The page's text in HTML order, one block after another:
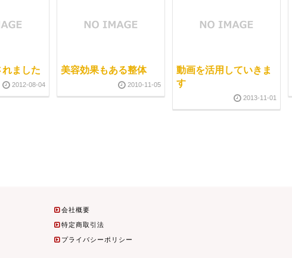
ました
2012-08-04
美容効果もある整体
2010-11-05
動画を活用していきま
す
2013-11-01
会社概要
特定商取引法
プライバシーポリシー